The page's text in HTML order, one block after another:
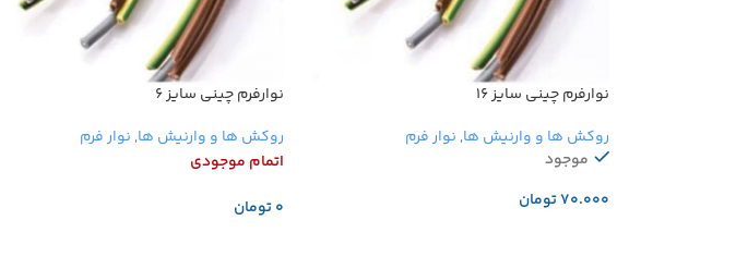
نوارفرم چینی سایز ۱۶
روکش ها و وارنیش ها, نوار فرم
موجود
تومان
نوارفرم چینی سایز ۶
روکش ها و وارنیش ها, نوار فرم
اتمام موجودی
تومان